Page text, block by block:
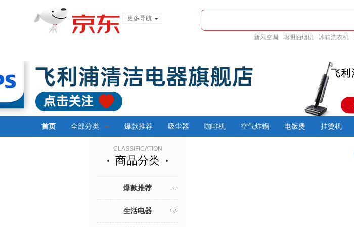
更多导航
新风空调 聪明油烟机 冰箱洗衣机
首页 全部分类 爆款推荐 吸尘器 咖啡机 空气炸锅 电饭煲 挂烫机
CLASSIFICATION
商品分类
爆款推荐
生活电器